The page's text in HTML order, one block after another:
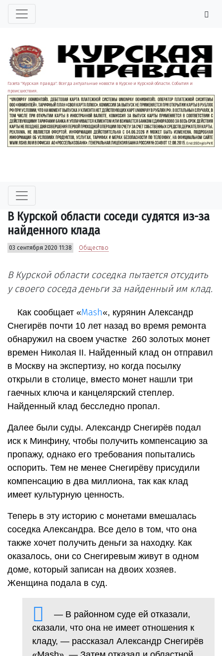
Газета "Курская правда". Всегда актуальные новости в Курске и Курской области. События и
происшествия.
В Курской области соседи судятся из-за
найденного клада
03 сентября 2020 11:38 Общество
В Курской области соседка пытается отсудить
у своего соседа деньги за найденный им клад.
Как сообщает «Mash«, курянин Александр
Снегирёв почти 10 лет назад во время ремонта
обнаружил на своем участке 260 золотых монет
времен Николая II. Найденный клад он отправил
в Москву на экспертизу, но когда посылку
открыли в столице, вместо монет нашли три
гаечных ключа и канцелярский степлер.
Найденный клад бесследно пропал.
Далее были суды. Александр Снегирёв подал
иск к Минфину, чтобы получить компенсацию за
пропажу, однако его требования попытались
оспорить. Тем не менее Снегирёву присудили
компенсацию в два миллиона, так как клад
имеет культурную ценность.
Теперь в эту историю с монетами вмешалась
соседка Александра. Все дело в том, что она
также хочет получить деньги за находку. Как
оказалось, они со Снегиревым живут в одном
доме, который записан на двоих хозяев.
Женщина подала в суд.
— В районном суде ей отказали,
сказали, что она не имеет отношения к
кладу, — рассказал Александр Снегирёв